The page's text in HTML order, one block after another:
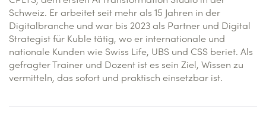
Schweiz. Er arbeitet seit mehr als 15 Jahren in der
Digitalbranche und war bis 2023 als Partner und Digital
Strategist für Kuble tätig, wo er internationale und
nationale Kunden wie Swiss Life, UBS und CSS beriet. Als
gefragter Trainer und Dozent ist es sein Ziel, Wissen zu
vermitteln, das sofort und praktisch einsetzbar ist.